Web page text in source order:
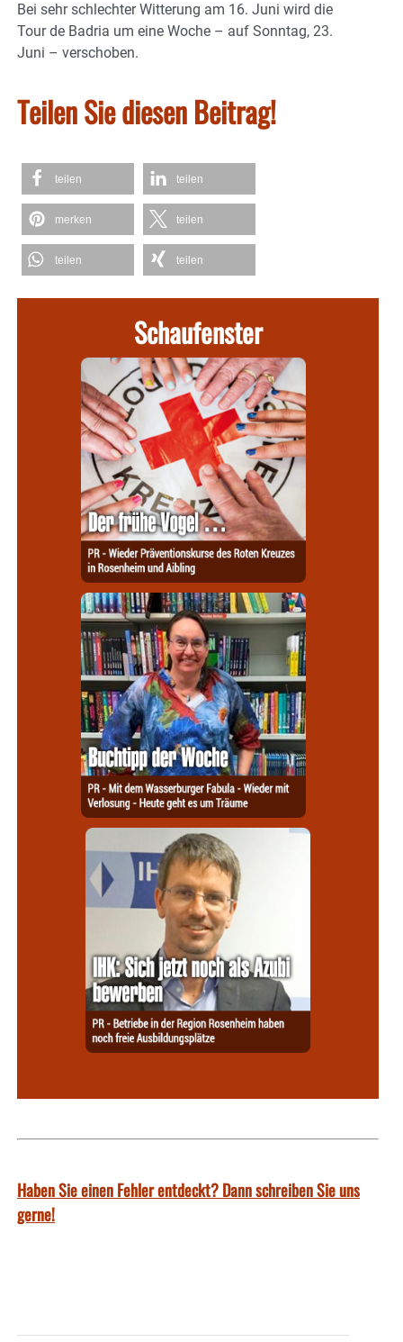
Bei sehr schlechter Witterung am 16. Juni wird die
Tour de Badria um eine Woche – auf Sonntag, 23.
Juni – verschoben.
Teilen Sie diesen Beitrag!
teilen teilen
merken teilen
teilen teilen
Schaufenster
Haben Sie einen Fehler entdeckt? Dann schreiben Sie uns
gerne!